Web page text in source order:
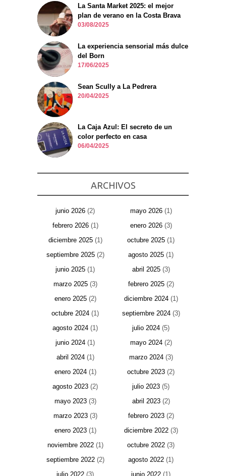
La Santa Market 2025: el mejor
plan de verano en la Costa Brava
03/08/2025
La experiencia sensorial más dulce
del Born
17/06/2025
Sean Scully a La Pedrera
20/04/2025
La Caja Azul: El secreto de un
color perfecto en casa
06/04/2025
ARCHIVOS
junio 2026 (2) mayo 2026(1)
febrero 2026(1) enero 2026(3)
diciembre 2025(1) octubre 2025 (1)
septiembre 2025(2) agosto 2025 (1)
junio 2025 (1) abril 2025(3)
marzo 2025(3) febrero 2025(2)
enero 2025(2) diciembre 2024(1)
octubre 2024 (1) septiembre 2024(3)
agosto 2024 (1) julio 2024 (5)
junio 2024 (1) mayo 2024(2)
abril 2024(1) marzo 2024(3)
enero 2024(1) octubre 2023 (2)
agosto 2023 (2) julio 2023 (5)
mayo 2023(3) abril 2023(2)
marzo 2023(3) febrero 2023(2)
enero 2023(1) diciembre 2022(3)
noviembre 2022(1) octubre 2022 (3)
septiembre 2022(2) agosto 2022 (1)
julio 2022 (3) junio 2022 (1)